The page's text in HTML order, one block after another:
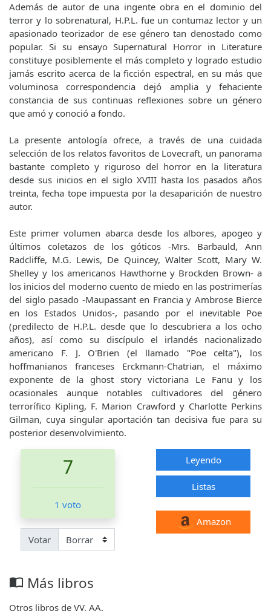
Además de autor de una ingente obra en el dominio del
terror y lo sobrenatural, H.P.L. fue un contumaz lector y un
apasionado teorizador de ese género tan denostado como
popular. Si su ensayo Supernatural Horror in Literature
constituye posiblemente el más completo y logrado estudio
jamás escrito acerca de la ficción espectral, en su más que
voluminosa correspondencia dejó amplia y fehaciente
constancia de sus continuas reflexiones sobre un género
que amó y conoció a fondo.
La presente antología ofrece, a través de una cuidada
selección de los relatos favoritos de Lovecraft, un panorama
bastante completo y riguroso del horror en la literatura
desde sus inicios en el siglo XVIII hasta los pasados años
treinta, fecha tope impuesta por la desaparición de nuestro
autor.
Este primer volumen abarca desde los albores, apogeo y
últimos coletazos de los góticos -Mrs. Barbauld, Ann
Radcliffe, M.G. Lewis, De Quincey, Walter Scott, Mary W.
Shelley y los americanos Hawthorne y Brockden Brown- a
los inicios del moderno cuento de miedo en las postrimerías
del siglo pasado -Maupassant en Francia y Ambrose Bierce
en los Estados Unidos-, pasando por el inevitable Poe
(predilecto de H.P.L. desde que lo descubriera a los ocho
años), así como su discípulo el irlandés nacionalizado
americano F. J. O'Brien (el llamado "Poe celta"), los
hoffmanianos franceses Erckmann-Chatrian, el máximo
exponente de la ghost story victoriana Le Fanu y los
ocasionales aunque notables cultivadores del género
terrorífico Kipling, F. Marion Crawford y Charlotte Perkins
Gilman, cuya singular aportación tan decisiva fue para su
posterior desenvolvimiento.
7
1 voto
Votar
Leyendo
Listas
Amazon
import_contacts Más libros
Otros libros de VV. AA.